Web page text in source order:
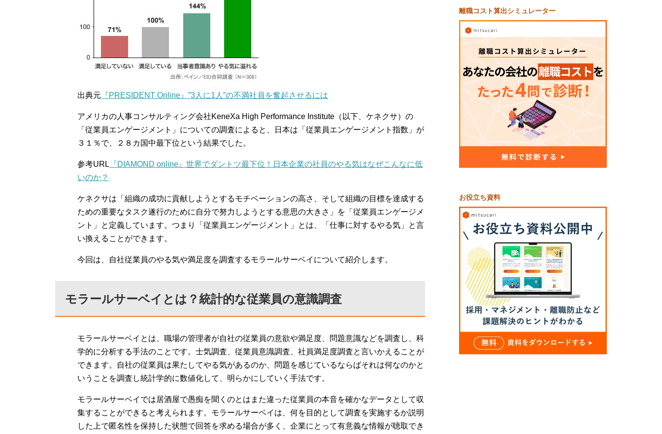
出典元 『PRESIDENT Online』”3人に1人”の不満社員を奮起させるには
アメリカの人事コンサルティング会社KeneXa High Performance Institute（以下、ケネクサ）の
「従業員エンゲージメント」についての調査によると、日本は「従業員エンゲージメント指数」が
３１％で、２８カ国中最下位という結果でした。
参考URL 『DIAMOND online』世界でダントツ最下位！日本企業の社員のやる気はなぜこんなに低
いのか？
ケネクサは「組織の成功に貢献しようとするモチベーションの高さ、そして組織の目標を達成する
ための重要なタスク遂行のために自分で努力しようとする意思の大きさ」を「従業員エンゲージメ
ント」と定義しています。つまり「従業員エンゲージメント」とは、「仕事に対するやる気」と言
い換えることができます。
今回は、自社従業員のやる気や満足度を調査するモラールサーベイについて紹介します。
モラールサーベイとは？統計的な従業員の意識調査
モラールサーベイとは、職場の管理者が自社の従業員の意欲や満足度、問題意識などを調査し、科
学的に分析する手法のことです。士気調査、従業員意識調査、社員満足度調査と言いかえることが
できます。自社の従業員は果たしてやる気があるのか、問題を感じているならばそれは何なのかと
いうことを調査し統計学的に数値化して、明らかにしていく手法です。
モラールサーベイでは居酒屋で愚痴を聞くのとはまた違った従業員の本音を確かなデータとして収
集することができると考えられます。モラールサーベイは、何を目的として調査を実施するか説明
した上で匿名性を保持した状態で回答を求める場合が多く、企業にとって有意義な情報が聴取でき
離職コスト算出シミュレーター
お役立ち資料